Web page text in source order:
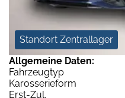
Standort Zentrallager
Allgemeine Daten:
Fahrzeugtyp
Karosserieform
Erst-Zul.